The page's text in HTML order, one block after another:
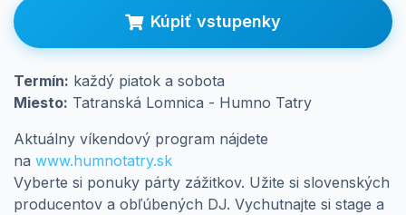
Prihlásenie Kúpiť vstupenky
Termín: každý piatok a sobota
Miesto: Tatranská Lomnica - Humno Tatry
Aktuálny víkendový program nájdete
na www.humnotatry.sk
Vyberte si ponuky párty zážitkov. Užite si slovenských
producentov a obľúbených DJ. Vychutnajte si stage a